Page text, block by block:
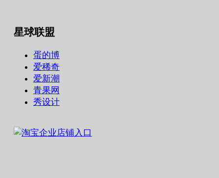
星球联盟
蛋的博
爱稀奇
爱新潮
青果网
秀设计